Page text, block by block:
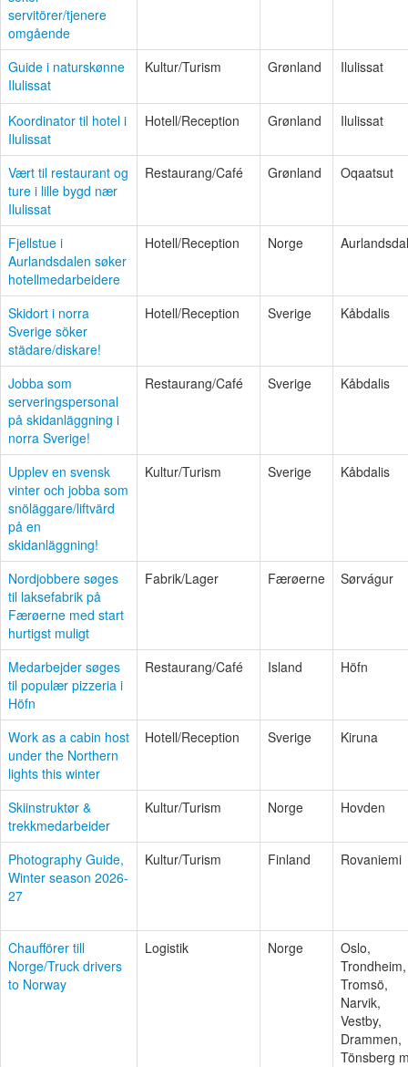
servitörer/tjenere
omgående
Guide i naturskønne
Ilulissat
Kultur/Turism Grønland Ilulissat
Koordinator til hotel i
Ilulissat
Hotell/Reception Grønland Ilulissat
Vært til restaurant og
ture i lille bygd nær
Ilulissat
Restaurang/Café Grønland Oqaatsut
Fjellstue i
Aurlandsdalen søker
hotellmedarbeidere
Hotell/Reception Norge
Skidort i norra
Sverige söker
städare/diskare!
Hotell/Reception Sverige Kåbdalis
Jobba som
serveringspersonal
på skidanläggning i
norra Sverige!
Restaurang/Café Sverige Kåbdalis
Upplev en svensk
vinter och jobba som
snöläggare/liftvärd
på en
skidanläggning!
Kultur/Turism Sverige Kåbdalis
Nordjobbere søges
til laksefabrik på
Færøerne med start
hurtigst muligt
Fabrik/Lager Færøerne Sørvágur
Medarbejder søges
til populær pizzeria i
Höfn
Restaurang/Café Island Höfn
Work as a cabin host
under the Northern
lights this winter
Hotell/Reception Sverige Kiruna
Skiinstruktør &
trekkmedarbeider
Kultur/Turism Norge Hovden
Photography Guide,
Winter season 2026-
27
Kultur/Turism Finland Rovaniemi
Chaufförer till
Norge/Truck drivers
to Norway
Logistik Norge
Oslo,
Trondheim,
Tromsö,
Narvik,
Vestby,
Drammen,
Tönsberg